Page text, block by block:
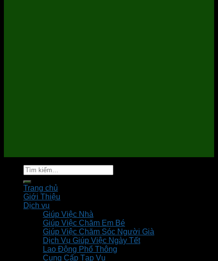
Tìm
kiếm:
Trang chủ
Giới Thiệu
Dịch vụ
Giúp Việc Nhà
Giúp Việc Chăm Em Bé
Giúp Việc Chăm Sóc Người Già
Dịch Vụ Giúp Việc Ngày Tết
Lao Động Phổ Thông
Cung Cấp Tạp Vụ